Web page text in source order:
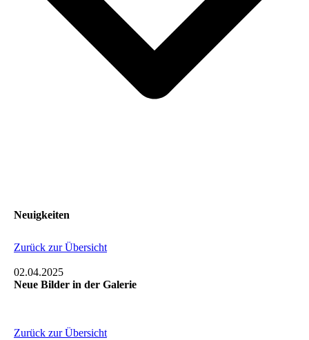
Neuigkeiten
Zurück zur Übersicht
02.04.2025
Neue Bilder in der Galerie
Zurück zur Übersicht